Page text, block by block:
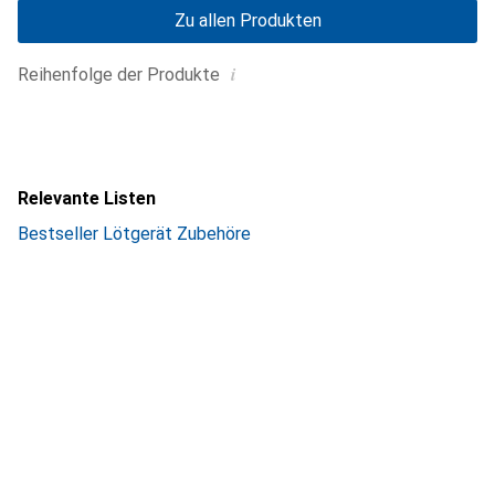
Reihenfolge der Produkte i
Zu allen Produkten
Relevante Listen
Bestseller Lötgerät Zubehöre